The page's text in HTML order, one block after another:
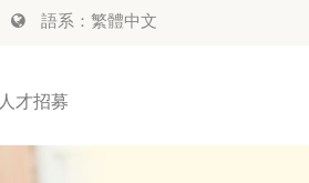
語系：繁體中文
人才招募